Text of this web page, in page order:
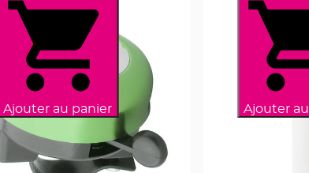
Ajouter au panier Ajouter